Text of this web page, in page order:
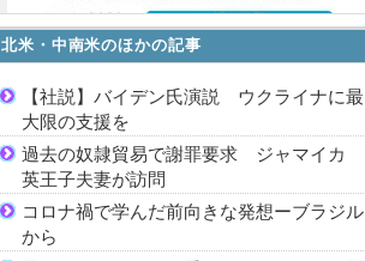
北米・中南米のほかの記事
【社説】バイデン氏演説 ウクライナに最
大限の支援を
過去の奴隷貿易で謝罪要求 ジャマイカ
英王子夫妻が訪問
コロナ禍で学んだ前向きな発想ーブラジル
から